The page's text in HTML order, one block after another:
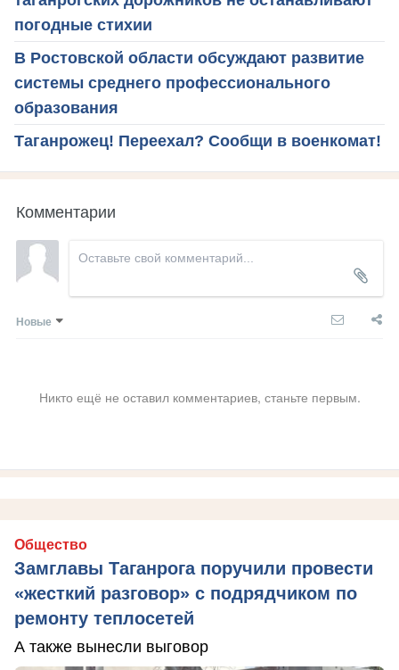
погодные стихии
В Ростовской области обсуждают развитие
системы среднего профессионального
образования
Таганрожец! Переехал? Сообщи в военкомат!
Комментарии
Новые
Никто ещё не оставил комментариев, станьте первым.
Общество
Замглавы Таганрога поручили провести
«жесткий разговор» с подрядчиком по
ремонту теплосетей
А также вынесли выговор